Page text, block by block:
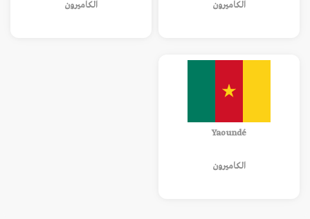
الكاميرون الكاميرون
Yaoundé
الكاميرون